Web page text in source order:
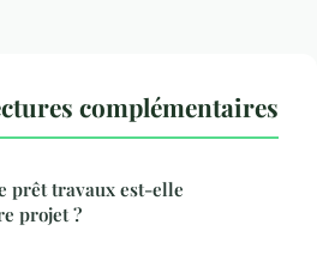
complémentaires
prêt travaux est-elle
projet ?